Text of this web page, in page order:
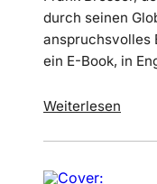
durch seinen
anspruchsvolles
ein E-Book, in
Weiterlesen